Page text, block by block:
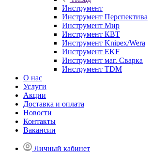
Инструмент
Инструмент Перспектива
Инструмент Мир
Инструмент КВТ
Инструмент Knipex/Wera
Инструмент EKF
Инструмент маг. Сварка
Инструмент TDM
О нас
Услуги
Акции
Доставка и оплата
Новости
Контакты
Вакансии
Личный кабинет